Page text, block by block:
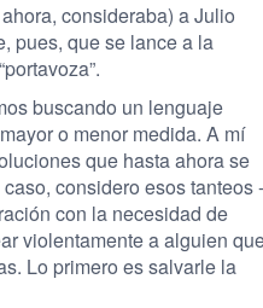
consideraba) a Julio
pues, que se lance a la
buscando un lenguaje
o menor medida. A mí
que hasta ahora se
considero esos tanteos -
con la necesidad de
violentamente a alguien
Lo primero es salvarle la